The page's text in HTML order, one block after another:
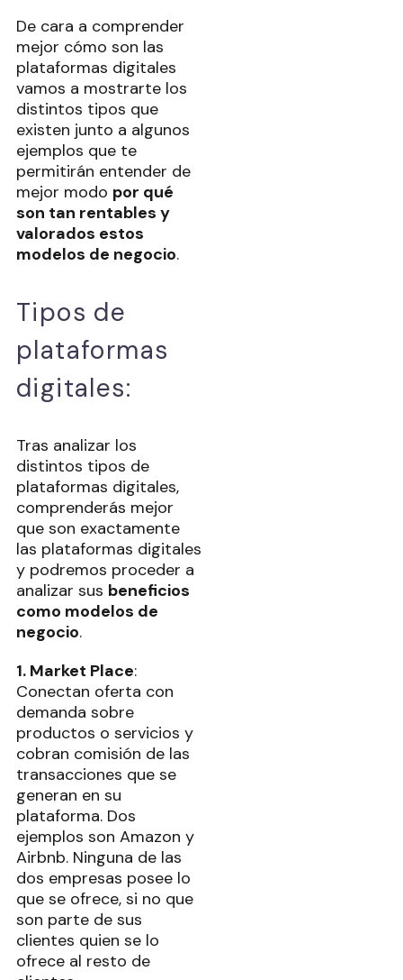
De cara a comprender
mejor cómo son las
plataformas digitales
vamos a mostrarte los
distintos tipos que
existen junto a algunos
ejemplos que te
permitirán entender de
mejor modo por qué
son tan rentables y
valorados estos
modelos de negocio.
Tipos de
plataformas
digitales:
Tras analizar los
distintos tipos de
plataformas digitales,
comprenderás mejor
que son exactamente
las plataformas digitales
y podremos proceder a
analizar sus beneficios
como modelos de
negocio.
1. Market Place:
Conectan oferta con
demanda sobre
productos o servicios y
cobran comisión de las
transacciones que se
generan en su
plataforma. Dos
ejemplos son Amazon y
Airbnb. Ninguna de las
dos empresas posee lo
que se ofrece, si no que
son parte de sus
clientes quien se lo
ofrece al resto de